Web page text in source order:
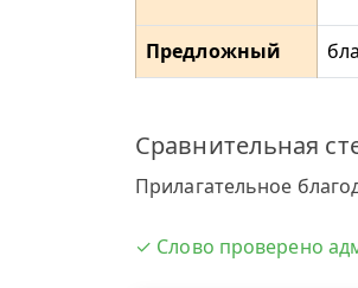
Предложный
Сравнительная
Прилагательное
✓ Слово проверено